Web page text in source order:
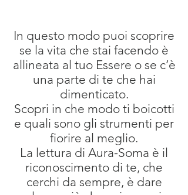
In questo modo puoi scoprire
se la vita che stai facendo è
allineata al tuo Essere o se c’è
una parte di te che hai
dimenticato.
Scopri in che modo ti boicotti
e quali sono gli strumenti per
fiorire al meglio.
La lettura di Aura-Soma è il
riconoscimento di te, che
cerchi da sempre, è dare